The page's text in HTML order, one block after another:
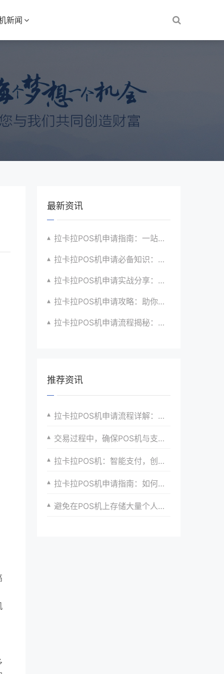
新闻
最新资讯
拉卡拉POS机申请指南：一站式解决商户支付升级、智能化与创新需求
拉卡拉POS机申请必备知识：全面了解政策、市场、技术与创新趋势
拉卡拉POS机申请实战分享：如何借助支付创新技术提升商户运营效益与效率
拉卡拉POS机申请攻略：助你打造个性化、差异化支付体验以提升竞争力
拉卡拉POS机申请流程揭秘：紧跟支付技术创新步伐，抢占市场先机
推荐资讯
拉卡拉POS机申请流程详解：从资料准备到审核通过
交易过程中，确保POS机与支付网关的连接稳定。
拉卡拉POS机：智能支付，创造无限可能
拉卡拉POS机申请指南：如何选择最适合自己的支付方案
避免在POS机上存储大量个人数据，以防泄露。